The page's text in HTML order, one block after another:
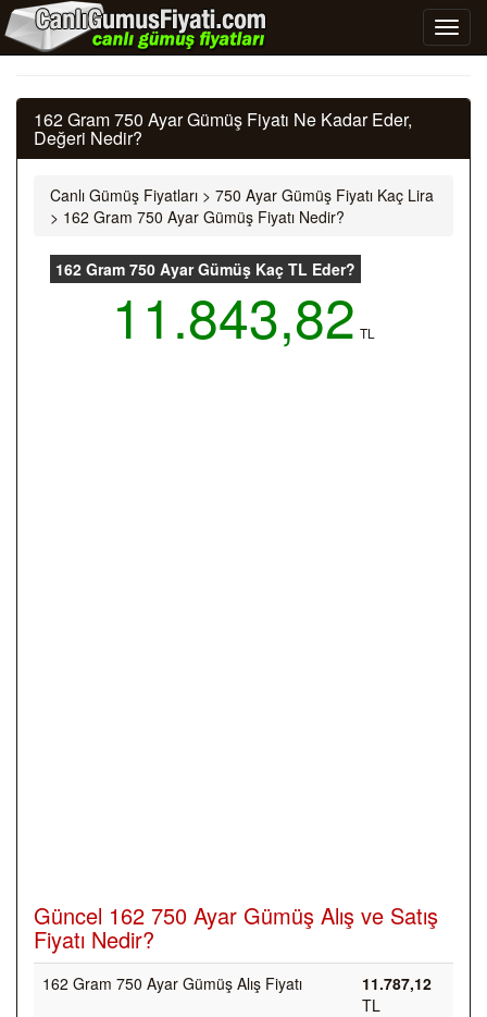
162 Gram 750 Ayar Gümüş Fiyatı Ne Kadar Eder,
Değeri Nedir?
Canlı Gümüş Fiyatları > 750 Ayar Gümüş Fiyatı Kaç Lira
> 162 Gram 750 Ayar Gümüş Fiyatı Nedir?
162 Gram 750 Ayar Gümüş Kaç TL Eder?
11.843,82 TL
Güncel 162 750 Ayar Gümüş Alış ve Satış
Fiyatı Nedir?
162 Gram 750 Ayar Gümüş Alış Fiyatı
11.787,12
TL